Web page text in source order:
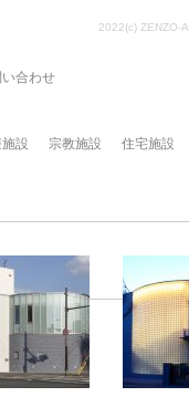
2022(c) ZENZO-
い合わせ
施設 宗教施設 住宅施設